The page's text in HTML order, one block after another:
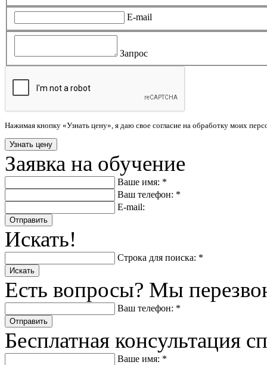
E-mail
Запрос
Нажимая кнопку «Узнать цену», я даю свое согласие на обработку моих
Заявка на обучение
Ваше имя: *
Ваш телефон: *
E-mail:
Отправить
Искать!
Строка для поиска: *
Искать
Есть вопросы? Мы
Ваш телефон: *
Отправить
Бесплатная консультация
Ваше имя: *